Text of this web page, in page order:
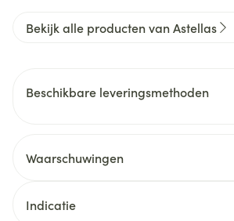
Bekijk alle producten van Astellas
Beschikbare leveringsmethoden
Waarschuwingen
Indicatie